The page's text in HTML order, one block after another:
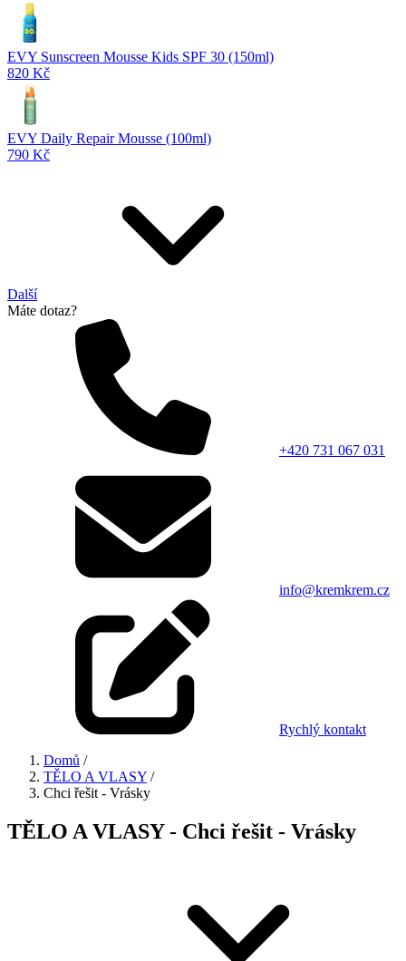
EVY Sunscreen Mousse Kids SPF 30 (150ml)
820 Kč
EVY Daily Repair Mousse (100ml)
790 Kč
Další
Máte dotaz?
+420 731 067 031
info@kremkrem.cz
Rychlý kontakt
Domů /
TĚLO A VLASY /
Chci řešit - Vrásky
TĚLO A VLASY - Chci řešit - Vrásky